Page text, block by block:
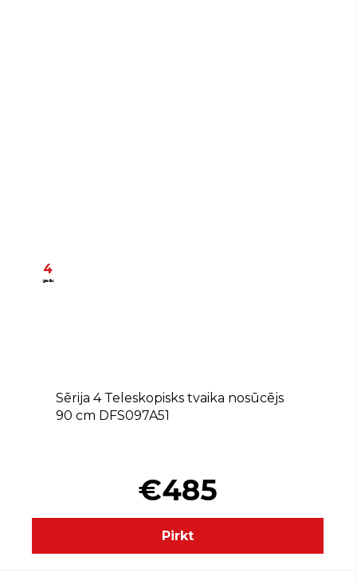
4
gadu
Sērija 4 Teleskopisks tvaika nosūcējs
90 cm DFS097A51
€485
Pirkt